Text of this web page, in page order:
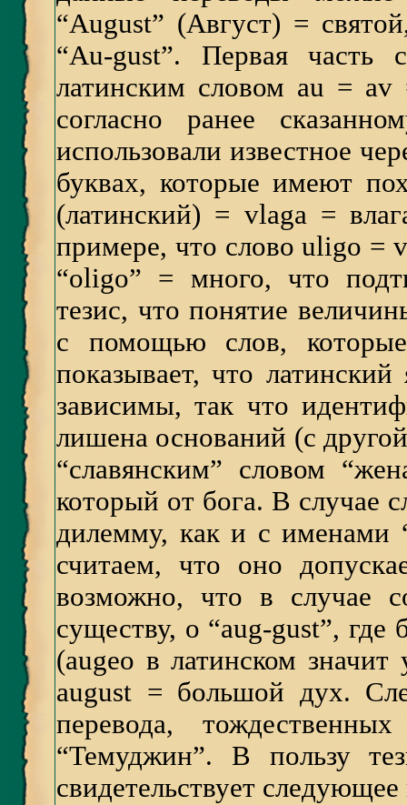
“August” (Август) =
“Аu-gust”. Первая часть
латинским словом au = av
согласно ранее
использовали известное
буквах, которые имеют
(латинский) = vlaga =
примере, что слово uligo =
“oligo” = много, что
тезис, что понятие
с помощью слов,
показывает, что
зависимы, так что
лишена оснований (с
“славянским” словом
который от бога. В случае
дилемму, как и с именами
считаем, что оно
возможно, что в случае
существу, о “aug-gust”, где
(augeo в латинском значит
august = большой дух.
перевода,
“Teмуджин”. В пользу
свидетельствует